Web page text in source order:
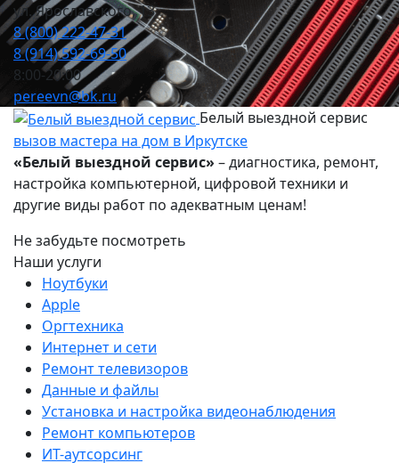
ул. Ярославского, 13
8 (800) 222-47-31
8 (914) 592-69-50
8:00-20:00
pereevn@bk.ru
Белый выездной сервис
вызов мастера на дом в Иркутске
«Белый выездной сервис» – диагностика, ремонт,
настройка компьютерной, цифровой техники и
другие виды работ по адекватным ценам!
Не забудьте посмотреть
Наши услуги
Ноутбуки
Apple
Оргтехника
Интернет и сети
Ремонт телевизоров
Данные и файлы
Установка и настройка видеонаблюдения
Ремонт компьютеров
ИТ-аутсорсинг